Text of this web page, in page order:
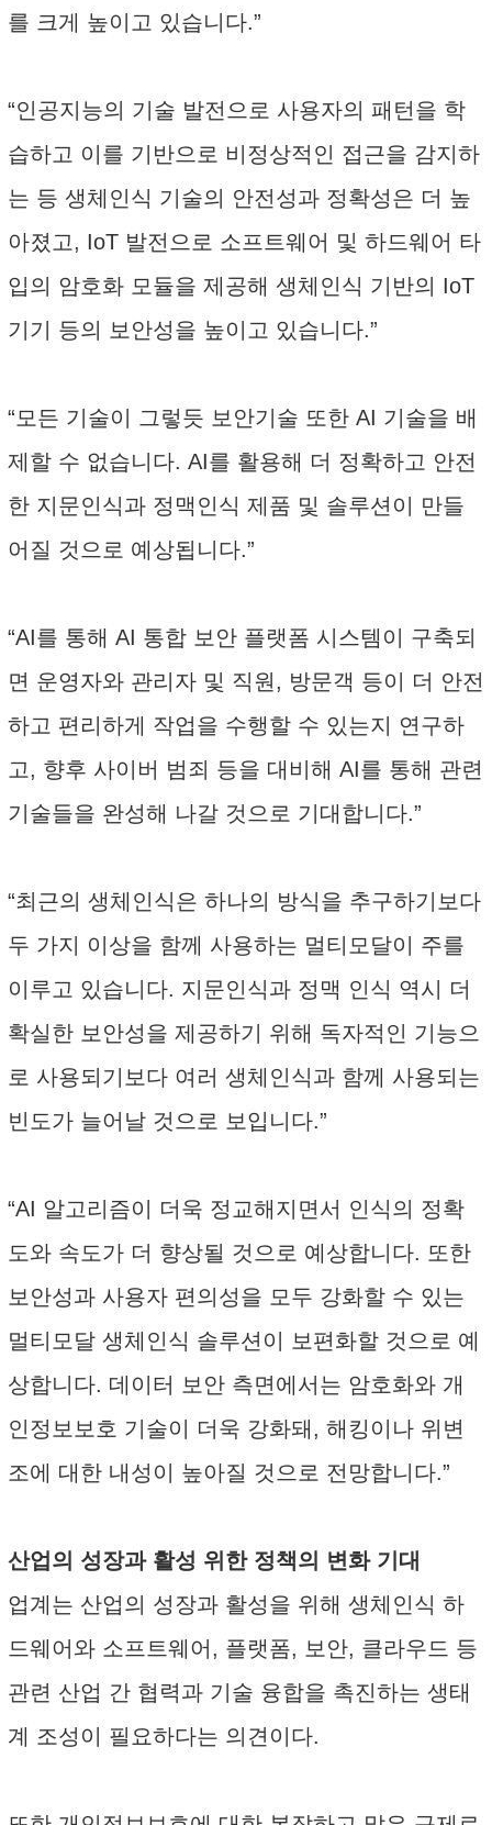
를 크게 높이고 있습니다.”
“인공지능의 기술 발전으로 사용자의 패턴을 학
습하고 이를 기반으로 비정상적인 접근을 감지하
는 등 생체인식 기술의 안전성과 정확성은 더 높
아졌고, IoT 발전으로 소프트웨어 및 하드웨어 타
입의 암호화 모듈을 제공해 생체인식 기반의 IoT
기기 등의 보안성을 높이고 있습니다.”
“모든 기술이 그렇듯 보안기술 또한 AI 기술을 배
제할 수 없습니다. AI를 활용해 더 정확하고 안전
한 지문인식과 정맥인식 제품 및 솔루션이 만들
어질 것으로 예상됩니다.”
“AI를 통해 AI 통합 보안 플랫폼 시스템이 구축되
면 운영자와 관리자 및 직원, 방문객 등이 더 안전
하고 편리하게 작업을 수행할 수 있는지 연구하
고, 향후 사이버 범죄 등을 대비해 AI를 통해 관련
기술들을 완성해 나갈 것으로 기대합니다.”
“최근의 생체인식은 하나의 방식을 추구하기보다
두 가지 이상을 함께 사용하는 멀티모달이 주를
이루고 있습니다. 지문인식과 정맥 인식 역시 더
확실한 보안성을 제공하기 위해 독자적인 기능으
로 사용되기보다 여러 생체인식과 함께 사용되는
빈도가 늘어날 것으로 보입니다.”
“AI 알고리즘이 더욱 정교해지면서 인식의 정확
도와 속도가 더 향상될 것으로 예상합니다. 또한
보안성과 사용자 편의성을 모두 강화할 수 있는
멀티모달 생체인식 솔루션이 보편화할 것으로 예
상합니다. 데이터 보안 측면에서는 암호화와 개
인정보보호 기술이 더욱 강화돼, 해킹이나 위변
조에 대한 내성이 높아질 것으로 전망합니다.”
산업의 성장과 활성 위한 정책의 변화 기대
업계는 산업의 성장과 활성을 위해 생체인식 하
드웨어와 소프트웨어, 플랫폼, 보안, 클라우드 등
관련 산업 간 협력과 기술 융합을 촉진하는 생태
계 조성이 필요하다는 의견이다.